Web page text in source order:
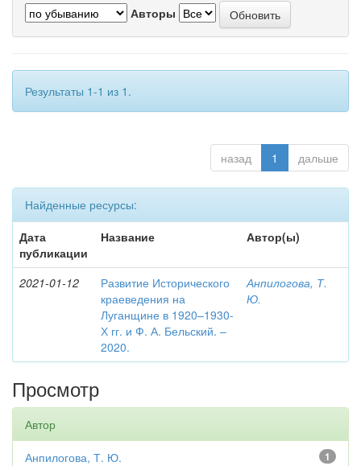
Авторы
Результаты 1-1 из 1.
назад 1 дальше
Найденные ресурсы:
Дата
публикации
Название Автор(ы)
2021-01-12
Развитие Исторического
краеведения на
Луганщине в 1920–1930-
Х гг. и Ф. А. Бельский. –
2020.
Анпилогова, Т.
Ю.
Просмотр
Автор
1
Анпилогова, Т. Ю.